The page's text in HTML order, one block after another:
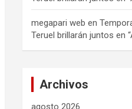
megapari web en
Teruel brillarán juntos en
Archivos
agosto 2026